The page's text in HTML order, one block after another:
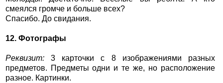
смеялся громче и больше всех?
Спасибо. До свидания.
12. Фотографы
Реквизит: 3 карточки с 8 изображениями разных
предметов. Предметы одни и те же, но расположение
разное. Картинки.